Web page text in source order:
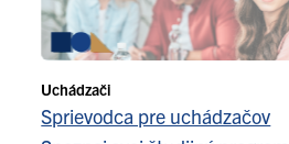
Uchádzači
Sprievodca pre uchádzačov